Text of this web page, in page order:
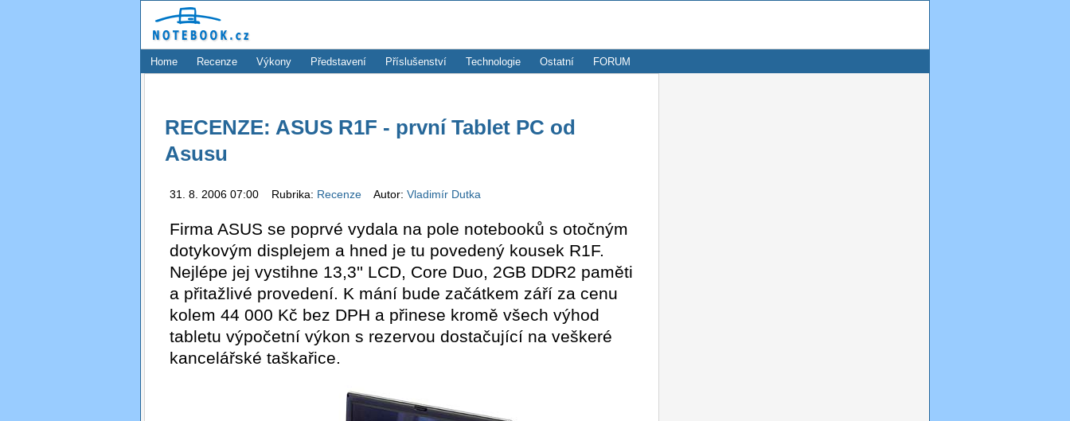
Home Recenze Výkony Představení Příslušenství Technologie Ostatní FORUM
RECENZE: ASUS R1F - první Tablet PC od
Asusu
31. 8. 2006 07:00 Rubrika: Recenze Autor: Vladimír Dutka
Firma ASUS se poprvé vydala na pole notebooků s otočným
dotykovým displejem a hned je tu povedený kousek R1F.
Nejlépe jej vystihne 13,3'' LCD, Core Duo, 2GB DDR2 paměti
a přitažlivé provedení. K mání bude začátkem září za cenu
kolem 44 000 Kč bez DPH a přinese kromě všech výhod
tabletu výpočetní výkon s rezervou dostačující na veškeré
kancelářské taškařice.